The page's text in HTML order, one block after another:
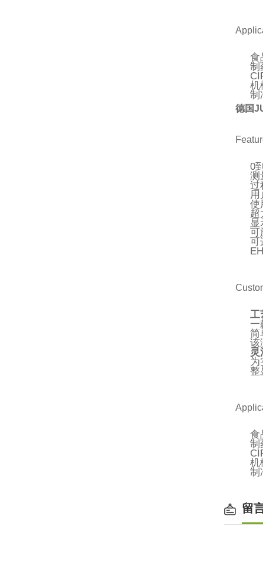
食
制
机
制
德国
0
测
过
用
使
超
显
可
可
工
一
简
该
灵
为
整
食
制
机
制
留